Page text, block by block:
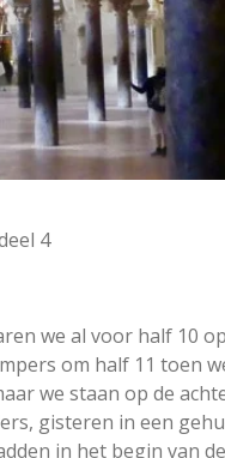
4
we al voor half 10
om half 11 toen
we staan op de
gisteren in een
in het begin van